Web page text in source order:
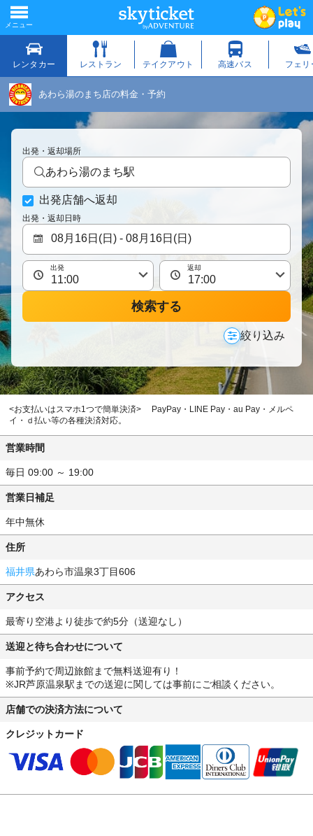
あわら湯のまち店の料金・予約
出発・返却場所
あわら湯のまち駅
出発店舗へ返却
出発・返却日時
出発 返却
検索する
絞り込み
<お支払いはスマホ1つで簡単決済> PayPay・LINE Pay・au Pay・メルペ
イ・ｄ払い等の各種決済対応。
営業時間
毎日 09:00 ～ 19:00
営業日補足
年中無休
住所
福井県あわら市温泉3丁目606
アクセス
最寄り空港より徒歩で約5分（送迎なし）
送迎と待ち合わせについて
事前予約で周辺旅館まで無料送迎有り！
※JR芦原温泉駅までの送迎に関しては事前にご相談ください。
店舗での決済方法について
クレジットカード